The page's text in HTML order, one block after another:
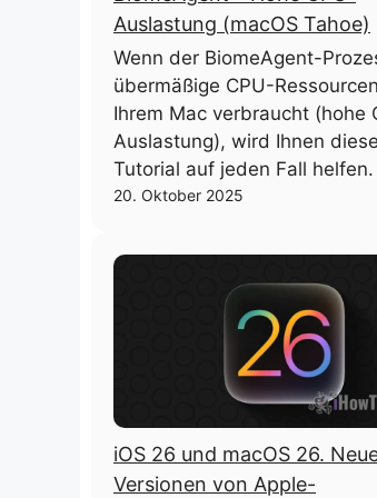
Auslastung (macOS Tahoe)
Wenn der BiomeAgent-
übermäßige CPU-
Ihrem Mac verbraucht (hohe
Auslastung), wird Ihnen
Tutorial auf jeden Fall helfen.
20. Oktober 2025
iOS 26 und macOS 26.
Versionen von Apple-